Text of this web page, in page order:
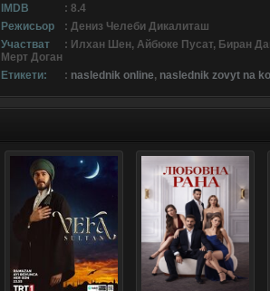
IMDB
: 8.4
Режисьор
: Дениз Челеби Дикалиташ
Участват
: Илхан Шен, Айбюке Пусат, Биран
Мерт Доган
Етикети:
: naslednik online, naslednik zovyt na